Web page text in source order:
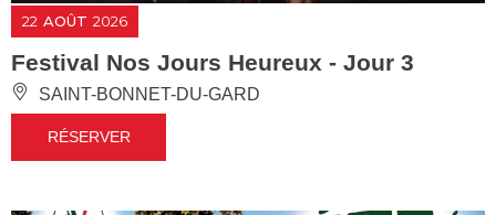
22 AOÛT 2026
Festival Nos Jours Heureux - Jour 3
SAINT-BONNET-DU-GARD
RÉSERVER